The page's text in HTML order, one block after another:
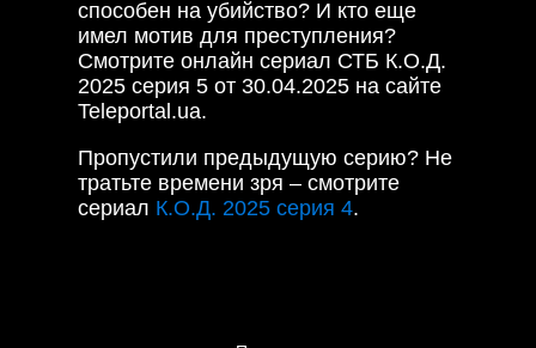
способен на убийство? И кто еще
имел мотив для преступления?
Смотрите онлайн сериал СТБ К.О.Д.
2025 серия 5 от 30.04.2025 на сайте
Teleportal.ua.
Пропустили предыдущую серию? Не
тратьте времени зря – смотрите
сериал К.О.Д. 2025 серия 4.